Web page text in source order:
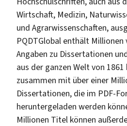
Wirtschaft, Medizin,
und Agrarwissenschaften,
PQDTGlobal enthält Millionen
Angaben zu Dissertationen
aus der ganzen Welt von
zusammen mit über einer
Dissertationen, die im PDF-
heruntergeladen werden
Millionen Titel können